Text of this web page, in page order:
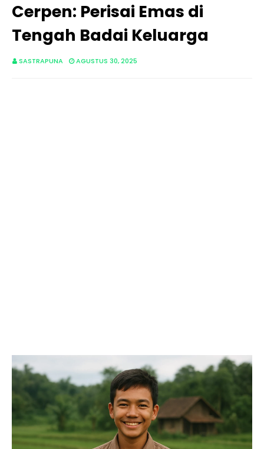
Cerpen: Perisai Emas di
Tengah Badai Keluarga
SASTRAPUNA AGUSTUS 30, 2025